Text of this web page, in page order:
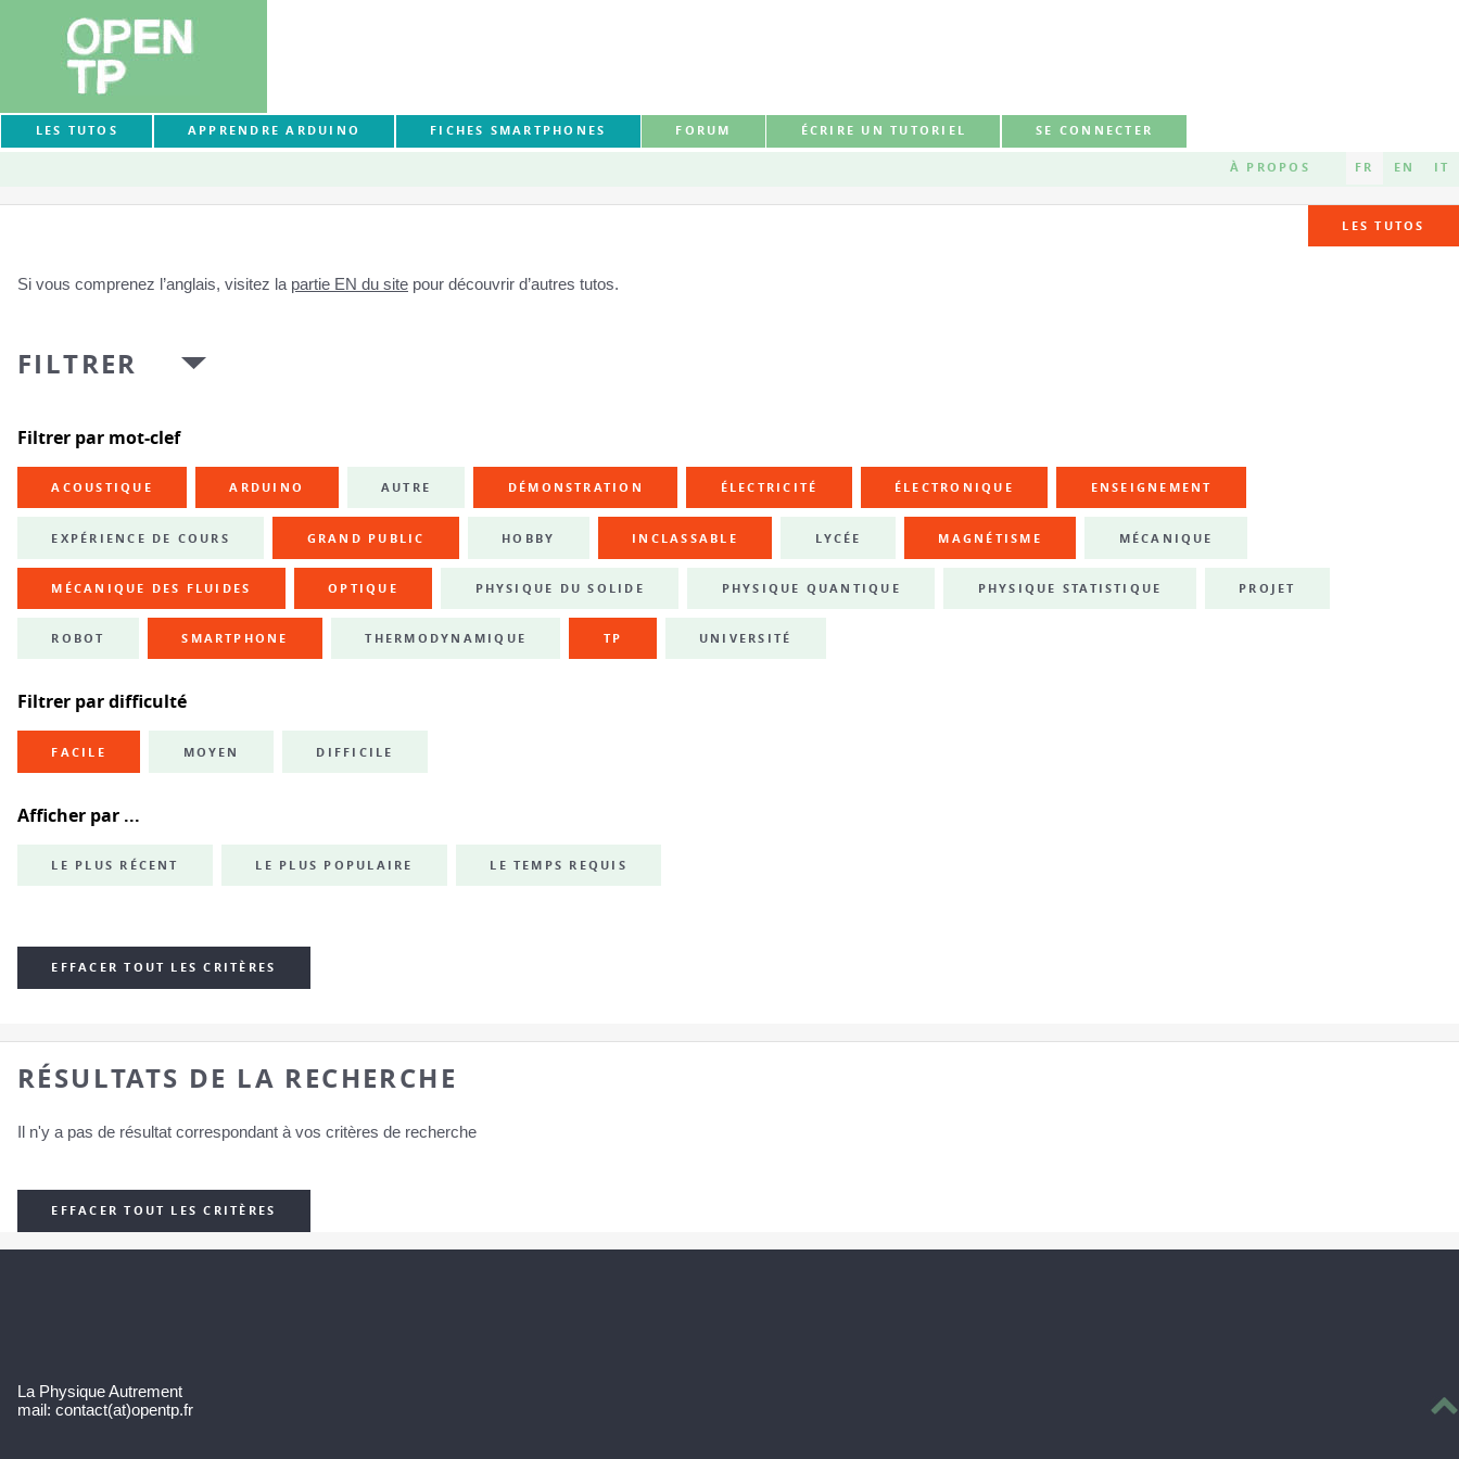
LES TUTOS APPRENDRE ARDUINO FICHES SMARTPHONES FORUM ÉCRIRE UN TUTORIEL SE CONNECTER
À PROPOS FR EN IT
LES TUTOS
Si vous comprenez l’anglais, visitez la partie EN du site pour découvrir d’autres tutos.
FILTRER
Filtrer par mot-clef
ACOUSTIQUE ARDUINO AUTRE DÉMONSTRATION ÉLECTRICITÉ ÉLECTRONIQUE ENSEIGNEMENT
EXPÉRIENCE DE COURS GRAND PUBLIC HOBBY INCLASSABLE LYCÉE MAGNÉTISME MÉCANIQUE
MÉCANIQUE DES FLUIDES OPTIQUE PHYSIQUE DU SOLIDE PHYSIQUE QUANTIQUE PHYSIQUE STATISTIQUE PROJET
ROBOT SMARTPHONE THERMODYNAMIQUE TP UNIVERSITÉ
Filtrer par difficulté
FACILE MOYEN DIFFICILE
Afficher par ...
LE PLUS RÉCENT LE PLUS POPULAIRE LE TEMPS REQUIS
EFFACER TOUT LES CRITÈRES
RÉSULTATS DE LA RECHERCHE
Il n'y a pas de résultat correspondant à vos critères de recherche
EFFACER TOUT LES CRITÈRES
La Physique Autrement
mail: contact(at)opentp.fr